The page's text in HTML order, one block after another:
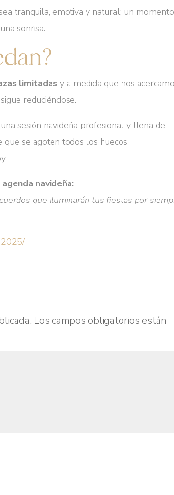
tranquila, emotiva y natural; un momento
sonrisa.
limitadas y a medida que nos
reduciéndose.
sesión navideña profesional y llena de
que se agoten todos los huecos
navideña:
que iluminarán tus fiestas por
2025/
Los campos obligatorios están